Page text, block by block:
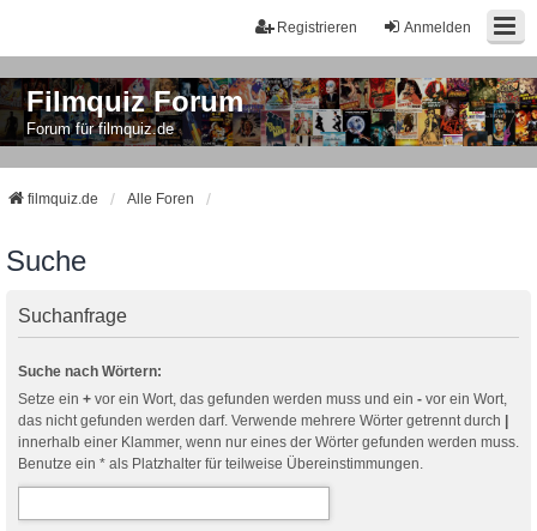
Anmelden
Registrieren
Filmquiz Forum
Forum für filmquiz.de
filmquiz.de Alle Foren
Suche
Suchanfrage
Suche nach Wörtern:
Setze ein + vor ein Wort, das gefunden werden muss und ein - vor ein Wort,
das nicht gefunden werden darf. Verwende mehrere Wörter getrennt durch |
innerhalb einer Klammer, wenn nur eines der Wörter gefunden werden muss.
Benutze ein * als Platzhalter für teilweise Übereinstimmungen.